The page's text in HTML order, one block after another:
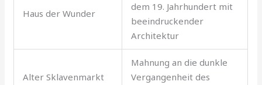
Haus der Wunder
dem 19. Jahrhundert mit
beeindruckender
Architektur
Alter Sklavenmarkt
Mahnung an die dunkle
Vergangenheit des